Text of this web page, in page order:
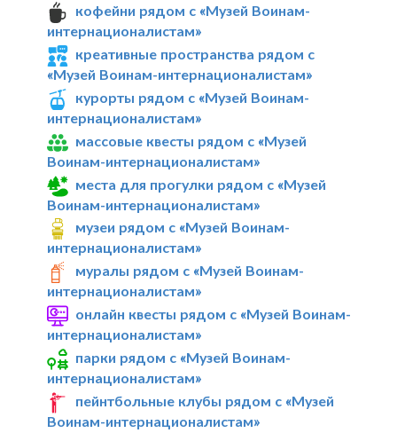
кофейни рядом с «Музей Воинам-
интернационалистам»
креативные пространства рядом с
«Музей Воинам-интернационалистам»
курорты рядом с «Музей Воинам-
интернационалистам»
массовые квесты рядом с «Музей
Воинам-интернационалистам»
места для прогулки рядом с «Музей
Воинам-интернационалистам»
музеи рядом с «Музей Воинам-
интернационалистам»
муралы рядом с «Музей Воинам-
интернационалистам»
онлайн квесты рядом с «Музей Воинам-
интернационалистам»
парки рядом с «Музей Воинам-
интернационалистам»
пейнтбольные клубы рядом с «Музей
Воинам-интернационалистам»